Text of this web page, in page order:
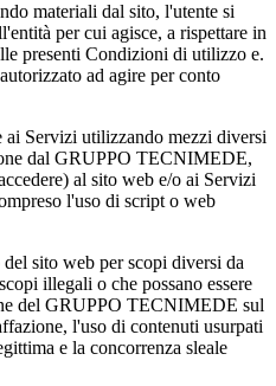
materiali dal sito, l'utente si
per cui agisce, a rispettare in
presenti Condizioni di utilizzo e.
ad agire per conto
ai Servizi utilizzando mezzi diversi
dal GRUPPO TECNIMEDE,
al sito web e/o ai Servizi
l'uso di script o web
sito web per scopi diversi da
illegali o che possano essere
del GRUPPO TECNIMEDE sul
l'uso di contenuti usurpati
e la concorrenza sleale